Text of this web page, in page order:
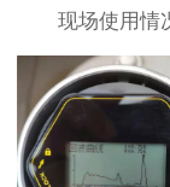
现场使用情